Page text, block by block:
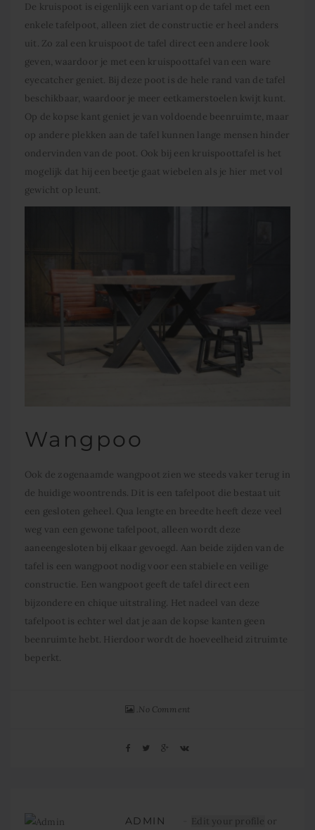
De kruispoot is eigenlijk een variant op de tafel met een
enkele tafelpoot, alleen ziet de constructie er heel anders
uit. Zo zal een kruispoot de tafel direct een andere look
geven, waardoor je met een kruispoottafel van een ware
eyecatcher geniet. Bij deze poot is de hele rand van de tafel
beschikbaar, waardoor je meer eetkamerstoelen kwijt kunt.
Op de kopse kant geniet je van voldoende beenruimte, maar
op andere plekken aan de tafel kunnen lange mensen hinder
ondervinden van de poot. Ook bij een kruispoottafel is het
mogelijk dat hij een beetje gaat wiebelen als je hier met vol
gewicht op leunt.
Wangpoo
Ook de zogenaamde wangpoot zien we steeds vaker terug in
de huidige woontrends. Dit is een tafelpoot die bestaat uit
een gesloten geheel. Qua lengte en breedte heeft deze veel
weg van een gewone tafelpoot, alleen wordt deze
aaneengesloten bij elkaar gevoegd. Aan beide zijden van de
tafel is een wangpoot nodig voor een stabiele en veilige
constructie. Een wangpoot geeft de tafel direct een
bijzondere en chique uitstraling. Het nadeel van deze
tafelpoot is echter wel dat je aan de kopse kanten geen
beenruimte hebt. Hierdoor wordt de hoeveelheid zitruimte
beperkt.
No Comment
ADMIN Edit your profile or